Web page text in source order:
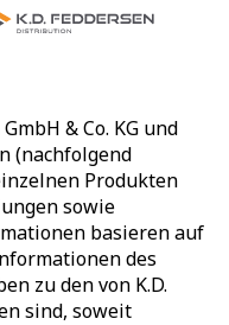
& Co. KG und
(nachfolgend
Produkten
sowie
basieren auf
des
zu den von K.D.
sind, soweit